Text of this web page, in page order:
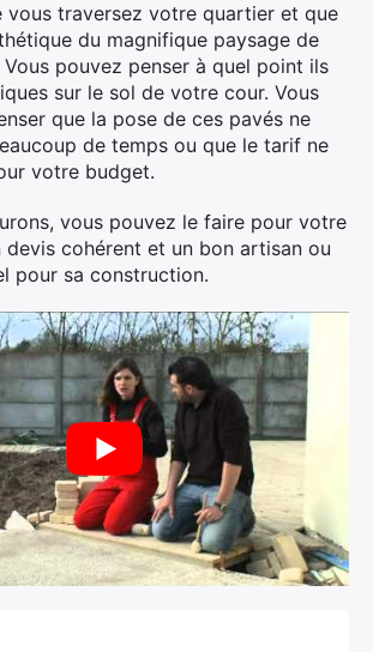
vous traversez votre quartier et que
du magnifique paysage de
pouvez penser à quel point ils
sur le sol de votre cour. Vous
que la pose de ces pavés ne
de temps ou que le tarif ne
votre budget.
vous pouvez le faire pour votre
devis cohérent et un bon artisan ou
pour sa construction.